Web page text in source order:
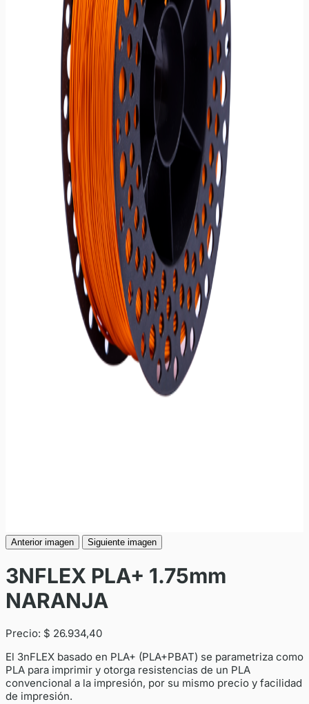
Anterior imagen Siguiente imagen
3NFLEX PLA+ 1.75mm
NARANJA
Precio: $ 26.934,40
El 3nFLEX basado en PLA+ (PLA+PBAT) se parametriza como
PLA para imprimir y otorga resistencias de un PLA
convencional a la impresión, por su mismo precio y facilidad
de impresión.